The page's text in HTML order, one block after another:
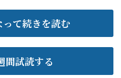
て続きを読む
間試読する